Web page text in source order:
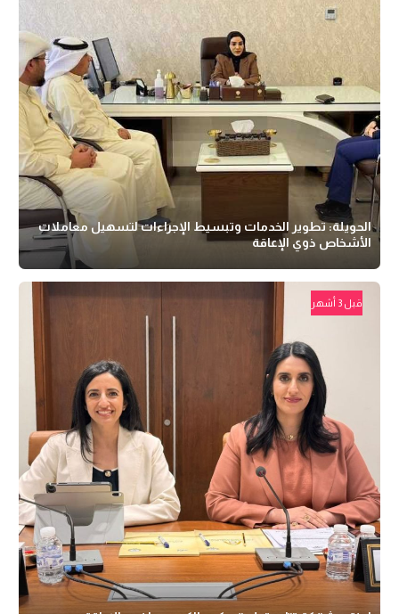
الحويلة: تطوير الخدمات وتبسيط الإجراءات لتسهيل معاملات
الأشخاص ذوي الإعاقة
قبل 3 أشهر